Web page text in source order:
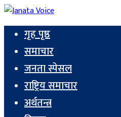
गृह पृष्ठ
समाचार
जनता स्पेसल
राष्ट्रिय समाचार
अर्थतन्त्र